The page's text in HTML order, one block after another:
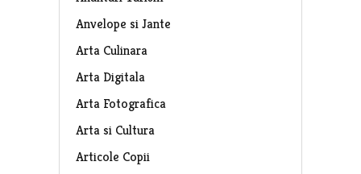
Anvelope si Jante
Arta Culinara
Arta Digitala
Arta Fotografica
Arta si Cultura
Articole Copii